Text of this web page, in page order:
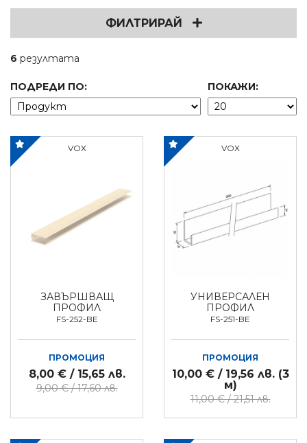
ФИЛТРИРАЙ
6 резултата
ПОДРЕДИ ПО: ПОКАЖИ:
VOX
ЗАВЪРШВАЩ
ПРОФИЛ
FS-252-BE
ПРОМОЦИЯ
8,00 € / 15,65 лв.
9,00 € / 17,60 лв.
VOX
УНИВЕРСАЛЕН
ПРОФИЛ
FS-251-BE
ПРОМОЦИЯ
10,00 € / 19,56 лв. (3
м)
11,00 € / 21,51 лв.